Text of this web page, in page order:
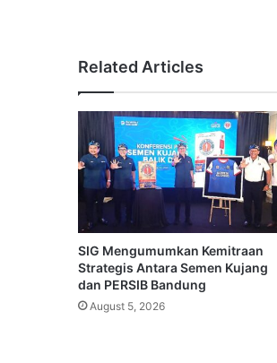
Related Articles
SIG Mengumumkan Kemitraan
Strategis Antara Semen Kujang
dan PERSIB Bandung
August 5, 2026